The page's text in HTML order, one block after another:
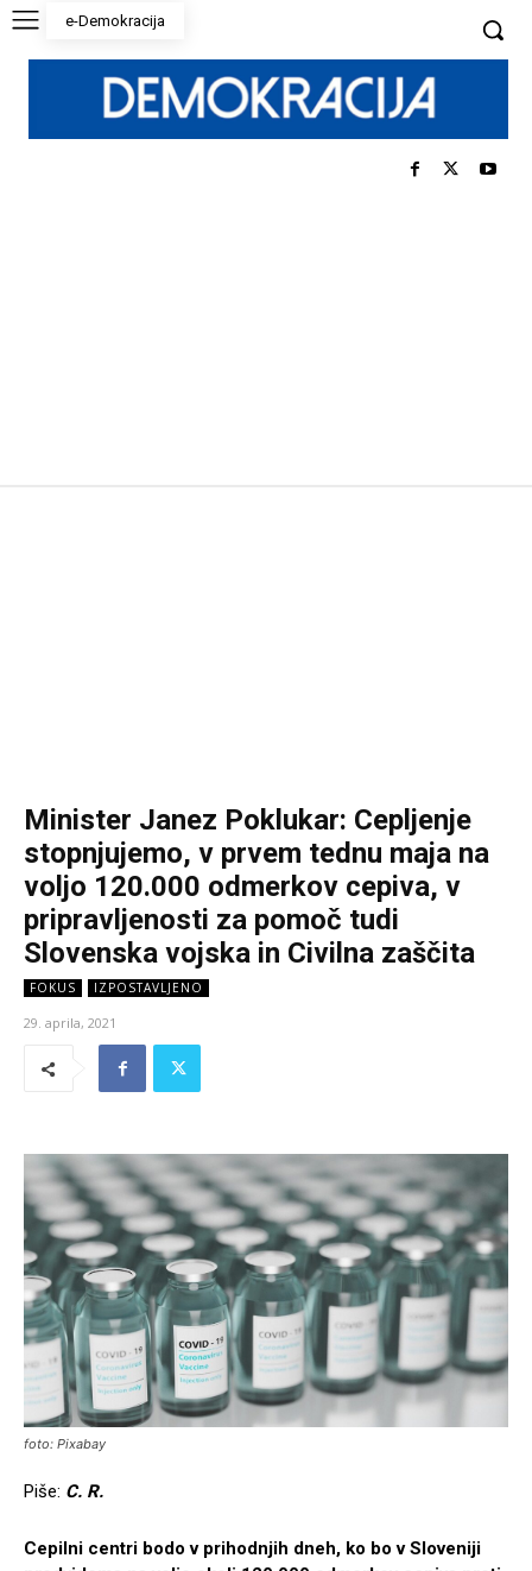
e-Demokracija
Minister Janez Poklukar: Cepljenje
stopnjujemo, v prvem tednu maja na
voljo 120.000 odmerkov cepiva, v
pripravljenosti za pomoč tudi
Slovenska vojska in Civilna zaščita
FOKUS IZPOSTAVLJENO
29. aprila, 2021
foto: Pixabay
Piše: C. R.
Cepilni centri bodo v prihodnjih dneh, ko bo v Sloveniji